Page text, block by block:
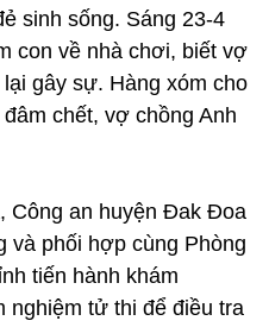
sinh sống. Sáng 23-4
con về nhà chơi, biết vợ
gây sự. Hàng xóm cho
chết, vợ chồng Anh
Công an huyện Đak Đoa
và phối hợp cùng Phòng
tiến hành khám
nghiệm tử thi để điều tra